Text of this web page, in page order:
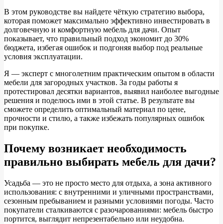
В этом руководстве вы найдете чёткую стратегию выбора,
которая поможет максимально эффективно инвестировать в
долговечную и комфортную мебель для дачи. Опыт
показывает, что правильный подход экономит до 30%
бюджета, избегая ошибок и подгоняя выбор под реальные
условия эксплуатации.
Я — эксперт с многолетним практическим опытом в области
мебели для загородных участков. За годы работы я
протестировал десятки вариантов, выявил наиболее выгодные
решения и поделюсь ими в этой статье. В результате вы
сможете определить оптимальный материал по цене,
прочности и стилю, а также избежать популярных ошибок
при покупке.
Почему возникает необходимость
правильно выбирать мебель для дачи?
Усадьба — это не просто место для отдыха, а зона активного
использования: с внутренними и уличными пространствами,
сезонным пребыванием и разными условиями погоды. Часто
покупатели сталкиваются с разочарованиями: мебель быстро
портится, выглядит непрезентабельно или неудобна.